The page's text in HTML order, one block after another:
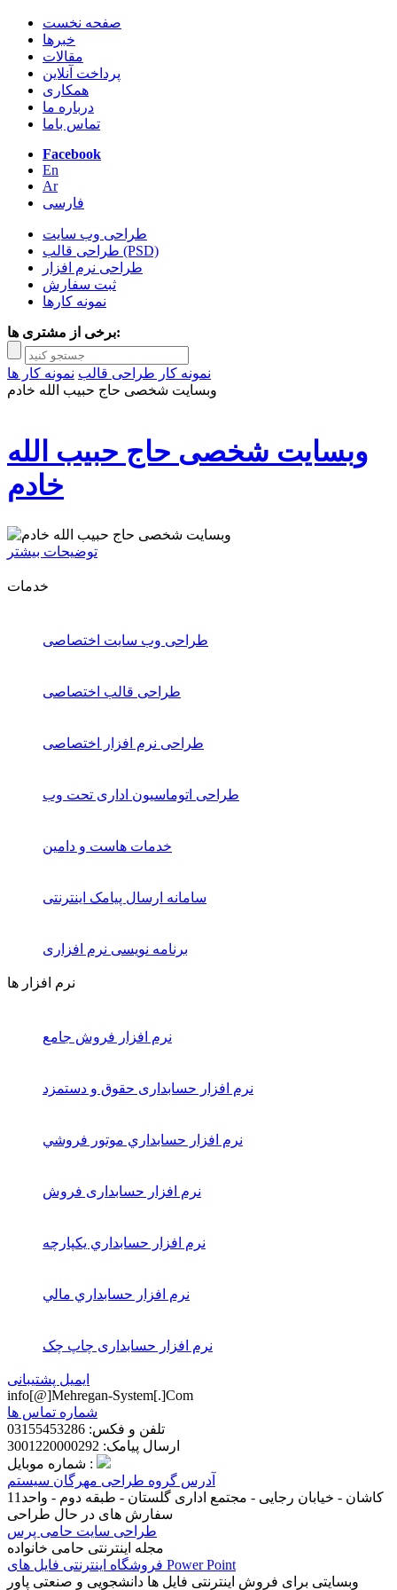
صفحه نخست
خبرها
مقالات
پرداخت آنلاین
همکاری
درباره ما
تماس باما
Facebook
En
Ar
فارسی
طراحی وب سایت
طراحی قالب (PSD)
طراحی نرم افزار
ثبت سفارش
نمونه کارها
برخی از مشتری ها:
نمونه کار طراحی قالب نمونه کار ها
وبسایت شخصی حاج حبیب الله خادم
وبسایت شخصی حاج حبیب الله
خادم
توضیحات بیشتر
خدمات
طراحی وب سایت اختصاصی
طراحی قالب اختصاصی
طراحی نرم افزار اختصاصی
طراحی اتوماسیون اداری تحت وب
خدمات هاست و دامین
سامانه ارسال پیامک اینترنتی
برنامه نویسی نرم افزاری
نرم افزار ها
نرم افزار فروش جامع
نرم افزار حسابداری حقوق و دستمزد
نرم افزار حسابداري موتور فروشي
نرم افزار حسابداری فروش
نرم افزار حسابداري يكپارچه
نرم افزار حسابداري مالي
نرم افزار حسابداری چاپ چک
ایمیل پشتیبانی
info[@]Mehregan-System[.]Com
شماره تماس ها
تلفن و فکس: 03155453286
ارسال پیامک: 3001220000292
شماره موبایل :
آدرس گروه طراحی مهرگان سیستم
کاشان - خیابان رجایی - مجتمع اداری گلستان - طبقه دوم - واحد11
سفارش های در حال طراحی
طراحی سایت حامی پرس
مجله اینترنتی حامی خانواده
فروشگاه اینترنتی فایل های Power Point
وبسایتی برای فروش اینترنتی فایل ها دانشجویی و صنعتی پاور